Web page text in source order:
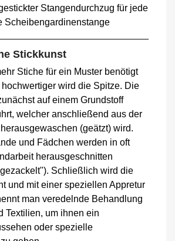
Stangendurchzug für jede
Scheibengardinenstange
Stickkunst
Stiche für ein Muster benötigt
wird die Spitze. Die
auf einem Grundstoff
welcher anschließend aus der
(geätzt) wird.
und Fädchen werden in oft
herausgeschnitten
Schließlich wird die
und mit einer speziellen Appretur
man veredelnde Behandlung
Textilien, um ihnen ein
oder spezielle